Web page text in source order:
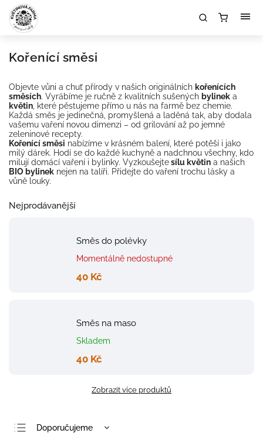
Kořenící směsi
Objevte vůni a chuť přírody v našich originálních kořenících
směsích. Vyrábíme je ručně z kvalitních sušených bylinek a
květin , které pěstujeme přímo u nás na farmě bez chemie.
Každá směs je jedinečná, promyšlená a laděná tak, aby dodala
vašemu vaření novou dimenzi – od grilování až po jemné
zeleninové recepty.
Kořenící směsi nabízíme v krásném balení, které potěší i jako
milý dárek. Hodí se do každé kuchyně a nadchnou všechny, kdo
milují domácí vaření i bylinky. Vyzkoušejtesílu květin a našich
BIO bylinek nejen na talíři. Přidejte do vaření trochu lásky a
vůně louky.
Nejprodávanější
Směs do polévky
Momentálně nedostupné
40 Kč
Směs na maso
Skladem
40 Kč
Zobrazit více produktů
Doporučujeme